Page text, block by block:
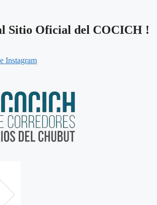
Sitio Oficial del COCICH !
Instagram